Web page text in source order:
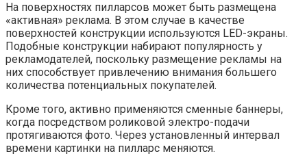
На поверхностях пилларсов может быть размещена
«активная» реклама. В этом случае в качестве
поверхностей конструкции используются LED-экраны.
Подобные конструкции набирают популярность у
рекламодателей, поскольку размещение рекламы на
них способствует привлечению внимания большего
количества потенциальных покупателей.
Кроме того, активно применяются сменные баннеры,
когда посредством роликовой электро-подачи
протягиваются фото. Через установленный интервал
времени картинки на пилларс меняются.